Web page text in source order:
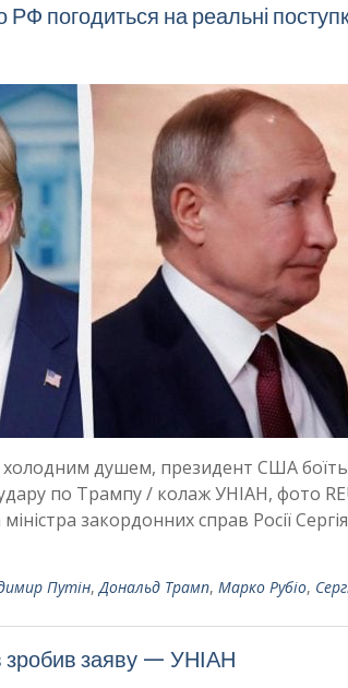
РФ погодиться на реальні
холодним душем, президент США
по Трампу / колаж УНІАН, фото
закордонних справ Росії
Путін, Дональд Трамп, Марко Рубіо,
зробив заяву — УНІАН